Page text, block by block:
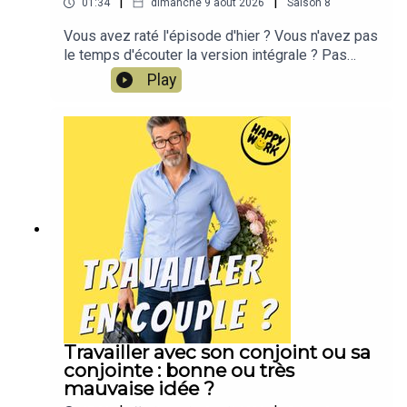
01:34 dimanche 9 août 2026 Saison 8
Vous avez raté l'épisode d'hier ? Vous n'avez pas
le temps d'écouter la version intégrale ? Pas
d'inquiétude, Happy Work LE RÉSUMÉ est là !!!En
moins de 2 minutes, l'épisode d'hier est résumé
!!!!NOUVEAU : retrouvez moi sur WhatsApp sur la
chaîne Happy Work... pas de spam, c'est gratuit et
il n'y a que du feelgood !!! :
https://whatsapp.com/channel/0029VbBSSbM6B
IEm0yskHH2gEt pour retrouver tous mes
contenus, tests, articles, vidéos : cliquez ici
Play
Travailler avec son conjoint ou sa
conjointe : bonne ou très
mauvaise idée ?